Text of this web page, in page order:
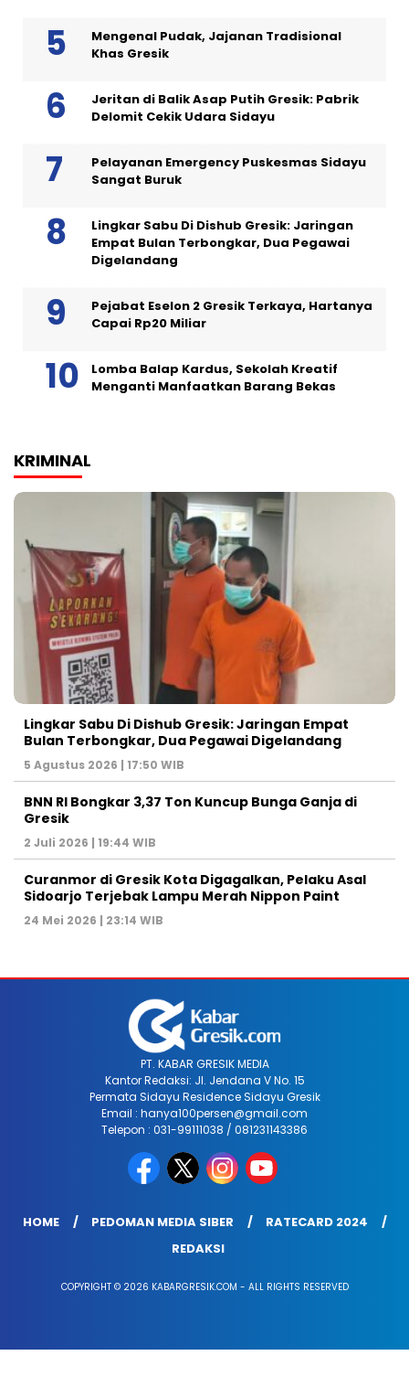
Mengenal Pudak, Jajanan Tradisional
Khas Gresik
Jeritan di Balik Asap Putih Gresik: Pabrik
Delomit Cekik Udara Sidayu
Pelayanan Emergency Puskesmas Sidayu
Sangat Buruk
Lingkar Sabu Di Dishub Gresik: Jaringan
Empat Bulan Terbongkar, Dua Pegawai
Digelandang
Pejabat Eselon 2 Gresik Terkaya, Hartanya
Capai Rp20 Miliar
Lomba Balap Kardus, Sekolah Kreatif
Menganti Manfaatkan Barang Bekas
KRIMINAL
Lingkar Sabu Di Dishub Gresik: Jaringan Empat
Bulan Terbongkar, Dua Pegawai Digelandang
5 Agustus 2026 | 17:50 WIB
BNN RI Bongkar 3,37 Ton Kuncup Bunga Ganja di
Gresik
2 Juli 2026 | 19:44 WIB
Curanmor di Gresik Kota Digagalkan, Pelaku Asal
Sidoarjo Terjebak Lampu Merah Nippon Paint
24 Mei 2026 | 23:14 WIB
PT. KABAR GRESIK MEDIA
Kantor Redaksi: Jl. Jendana V No. 15
Permata Sidayu Residence Sidayu Gresik
Email : hanya100persen@gmail.com
Telepon : 031-99111038 / 081231143386
HOME PEDOMAN MEDIA SIBER
RATECARD 2024
REDAKSI
COPYRIGHT © 2026 KABARGRESIK.COM - ALL RIGHTS RESERVED